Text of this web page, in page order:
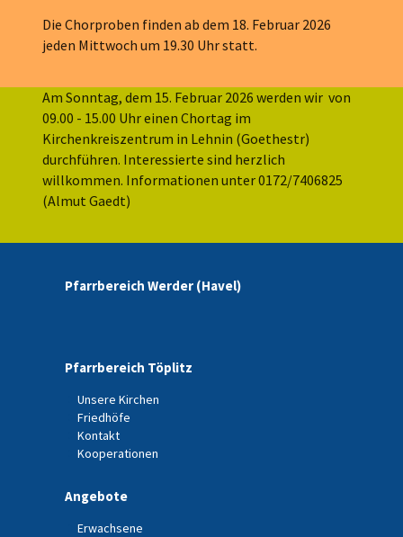
Die Chorproben finden ab dem 18. Februar 2026
jeden Mittwoch um 19.30 Uhr statt.
Am Sonntag, dem 15. Februar 2026 werden wir von
09.00 - 15.00 Uhr einen Chortag im
Kirchenkreiszentrum in Lehnin (Goethestr)
durchführen. Interessierte sind herzlich
willkommen. Informationen unter 0172/7406825
(Almut Gaedt)
Pfarrbereich Werder (Havel)
Pfarrbereich Töplitz
Unsere Kirchen
Friedhöfe
Kontakt
Kooperationen
Angebote
Erwachsene